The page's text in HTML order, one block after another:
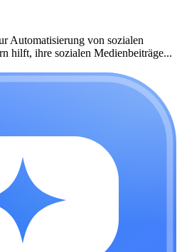
Automatisierung von sozialen
hilft, ihre sozialen Medienbeiträge...